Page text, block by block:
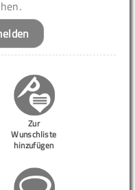
Zur
Wunschliste
hinzufügen